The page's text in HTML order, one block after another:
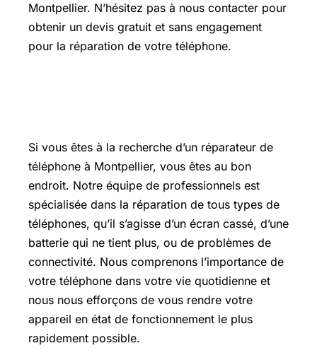
Montpellier. N’hésitez pas à nous contacter pour
obtenir un devis gratuit et sans engagement
pour la réparation de votre téléphone.
Si vous êtes à la recherche d’un réparateur de
téléphone à Montpellier, vous êtes au bon
endroit. Notre équipe de professionnels est
spécialisée dans la réparation de tous types de
téléphones, qu’il s’agisse d’un écran cassé, d’une
batterie qui ne tient plus, ou de problèmes de
connectivité. Nous comprenons l’importance de
votre téléphone dans votre vie quotidienne et
nous nous efforçons de vous rendre votre
appareil en état de fonctionnement le plus
rapidement possible.